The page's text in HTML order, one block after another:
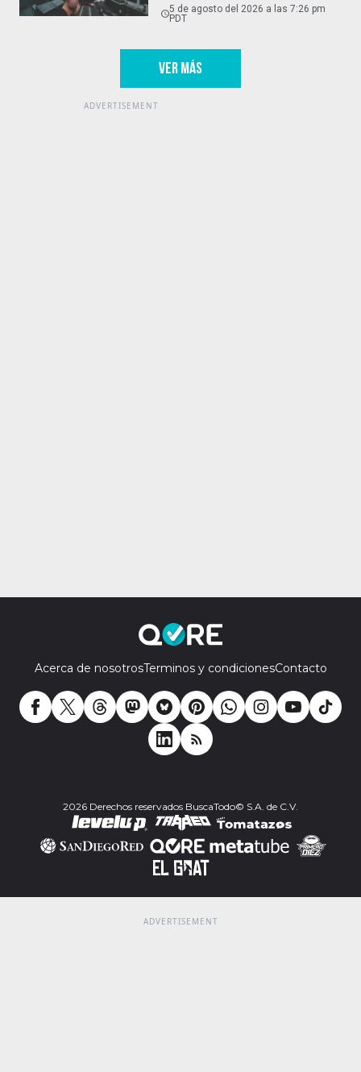
5 de agosto del 2026 a las 7:26 pm
PDT
VER MÁS
Acerca de nosotrosTerminos y condicionesContacto
2026 Derechos reservados BuscaTodo© S.A. de C.V.